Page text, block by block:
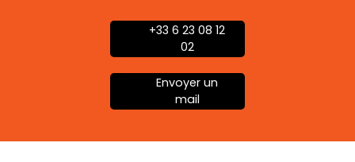
+33 6 23 08 12
02
Envoyer un
mail